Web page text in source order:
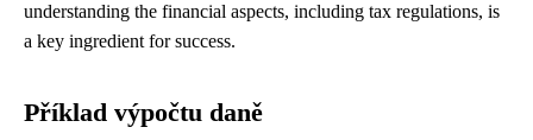
understanding the financial aspects, including tax regulations, is
a key ingredient for success.
Příklad výpočtu daně